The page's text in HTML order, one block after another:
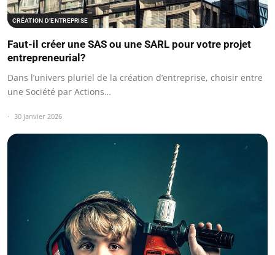
CRÉATION D’ENTREPRISE
Faut-il créer une SAS ou une SARL pour votre projet
entrepreneurial?
Dans l’univers pluriel de la création d’entreprise, choisir entre
une Société par Actions…
30 janvier 2026